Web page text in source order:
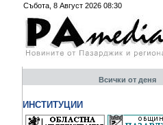
Събота, 8 Август 2026 08:30
Всички от деня
ИНСТИТУЦИИ